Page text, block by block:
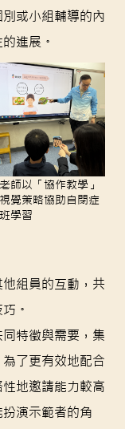
或小組輔導的內
進展。
師以「協作教學」
覺策略協助自閉症
學習
組員的互動，共
。
特徵與需要，集
了更有效地配合
地邀請能力較高
演示範者的角